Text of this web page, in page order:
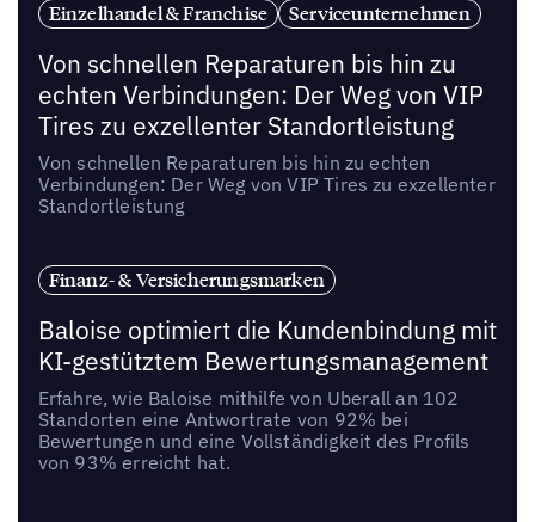
Einzelhandel & Franchise Serviceunternehmen
Von schnellen Reparaturen bis hin zu
echten Verbindungen: Der Weg von VIP
Tires zu exzellenter Standortleistung
Von schnellen Reparaturen bis hin zu echten
Verbindungen: Der Weg von VIP Tires zu exzellenter
Standortleistung
Finanz- & Versicherungsmarken
Baloise optimiert die Kundenbindung mit
KI-gestütztem Bewertungsmanagement
Erfahre, wie Baloise mithilfe von Uberall an 102
Standorten eine Antwortrate von 92% bei
Bewertungen und eine Vollständigkeit des Profils
von 93% erreicht hat.